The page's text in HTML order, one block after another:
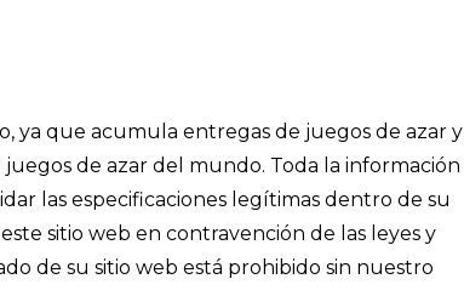
ya que acumula entregas de juegos de azar y
de azar del mundo. Toda la información
las especificaciones legítimas dentro de su
sitio web en contravención de las leyes y
de su sitio web está prohibido sin nuestro